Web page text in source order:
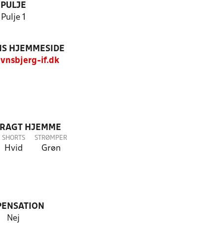
PULJE
Pulje 1
HJEMMESIDE
if.dk
HJEMME
SHORTS
Hvid
STRØMPER
Grøn
Nej